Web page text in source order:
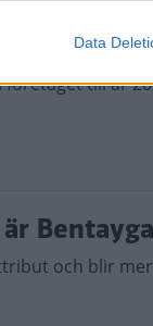
Data
företaget till år
och blir